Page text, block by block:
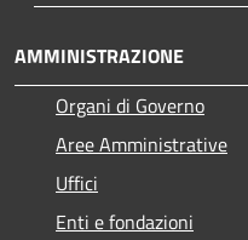
AMMINISTRAZIONE
Organi di Governo
Aree Amministrative
Uffici
Enti e fondazioni